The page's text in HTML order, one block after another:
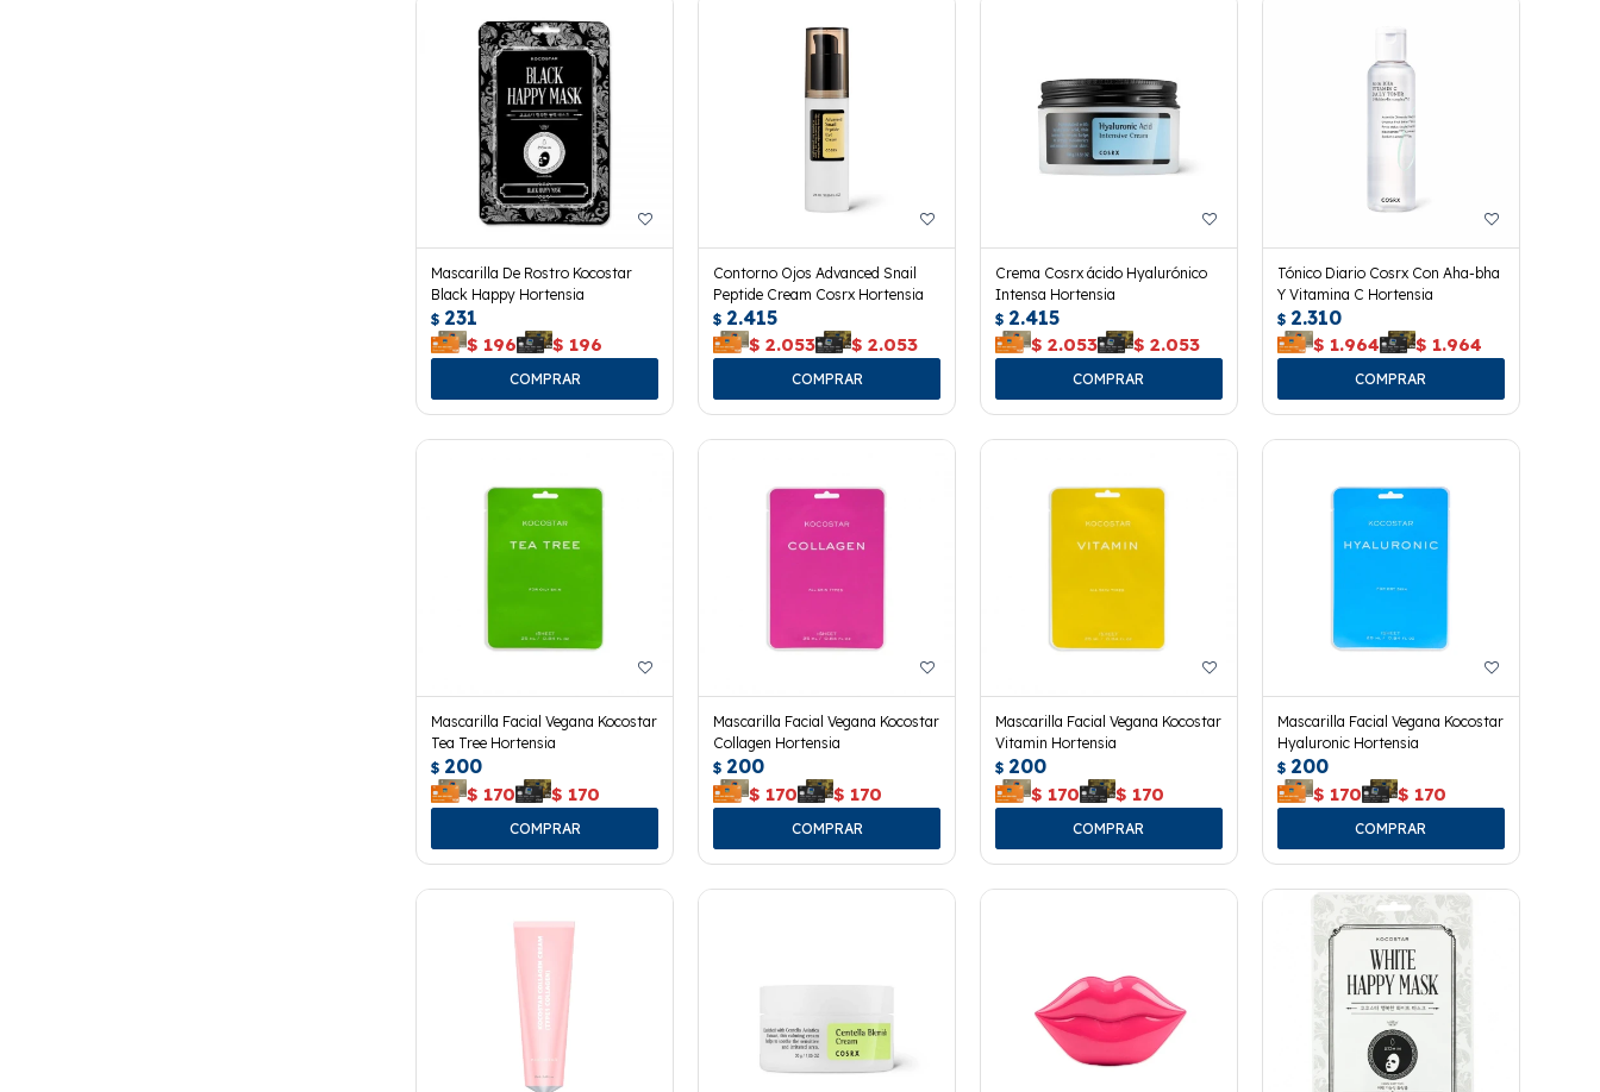
Mascarilla De Rostro Kocostar
Black Happy Hortensia
$ 231
$ 196 $ 196
Contorno Ojos Advanced Snail
Peptide Cream Cosrx Hortensia
$ 2.415
$ 2.053 $ 2.053
Crema Cosrx ácido Hyalurónico
Intensa Hortensia
$ 2.415
$ 2.053 $ 2.053
Tónico Diario Cosrx Con Aha-bha
Y Vitamina C Hortensia
$ 2.310
$ 1.964 $ 1.964
Mascarilla Facial Vegana Kocostar
Tea Tree Hortensia
$ 200
$ 170 $ 170
Mascarilla Facial Vegana Kocostar
Collagen Hortensia
$ 200
$ 170 $ 170
Mascarilla Facial Vegana Kocostar
Vitamin Hortensia
$ 200
$ 170 $ 170
Mascarilla Facial Vegana Kocostar
Hyaluronic Hortensia
$ 200
$ 170 $ 170